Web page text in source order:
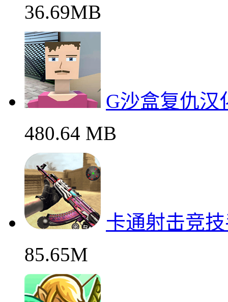
36.69MB
G沙盒复仇汉
480.64 MB
卡通射击竞
85.65M